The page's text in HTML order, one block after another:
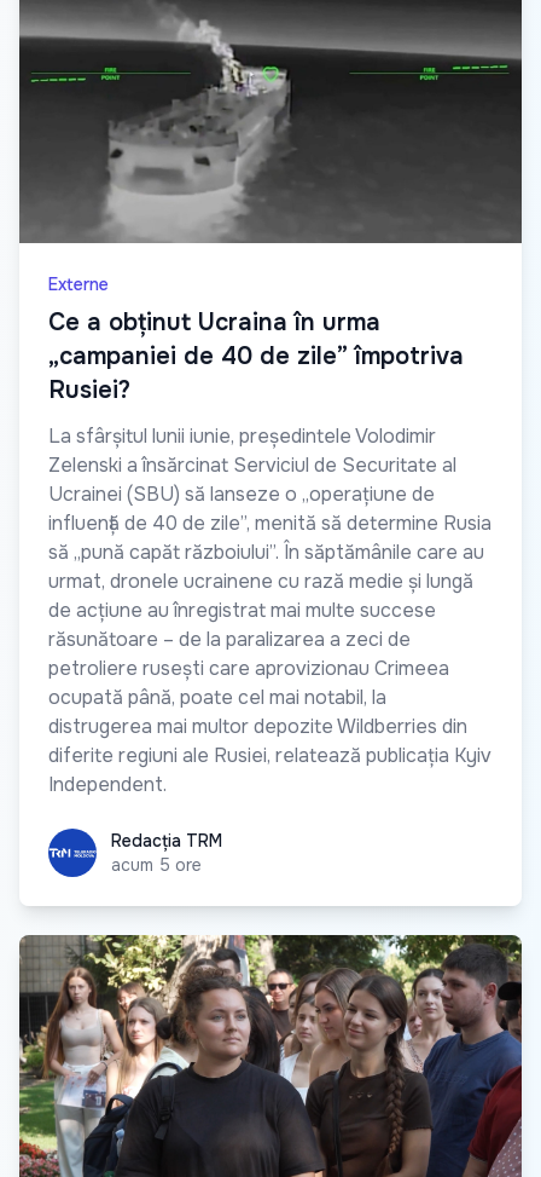
Externe
Ce a obținut Ucraina în urma
„campaniei de 40 de zile” împotriva
Rusiei?
La sfârșitul lunii iunie, președintele Volodimir
Zelenski a însărcinat Serviciul de Securitate al
Ucrainei (SBU) să lanseze o „operațiune de
influență de 40 de zile”, menită să determine Rusia
să „pună capăt războiului”. În săptămânile care au
urmat, dronele ucrainene cu rază medie și lungă
de acțiune au înregistrat mai multe succese
răsunătoare – de la paralizarea a zeci de
petroliere rusești care aprovizionau Crimeea
ocupată până, poate cel mai notabil, la
distrugerea mai multor depozite Wildberries din
diferite regiuni ale Rusiei, relatează publicația Kyiv
Independent.
Redacția TRM
Redacția TRM
acum 5 ore